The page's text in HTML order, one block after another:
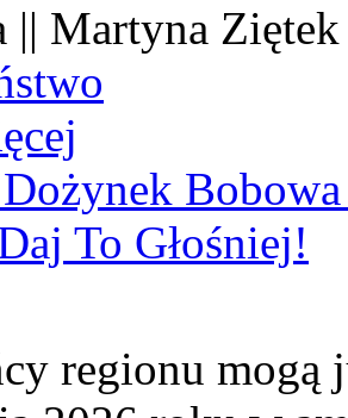
|| Martyna
Bobowa
To Głośniej!
regionu mogą